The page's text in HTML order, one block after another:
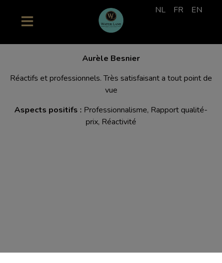
NL FR EN
Aurèle Besnier
Réactifs et professionnels. Très satisfaisant a tout point de
vue
Aspects positifs : Professionnalisme, Rapport qualité-
prix, Réactivité